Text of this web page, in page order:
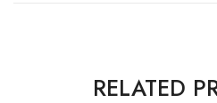
RELATED